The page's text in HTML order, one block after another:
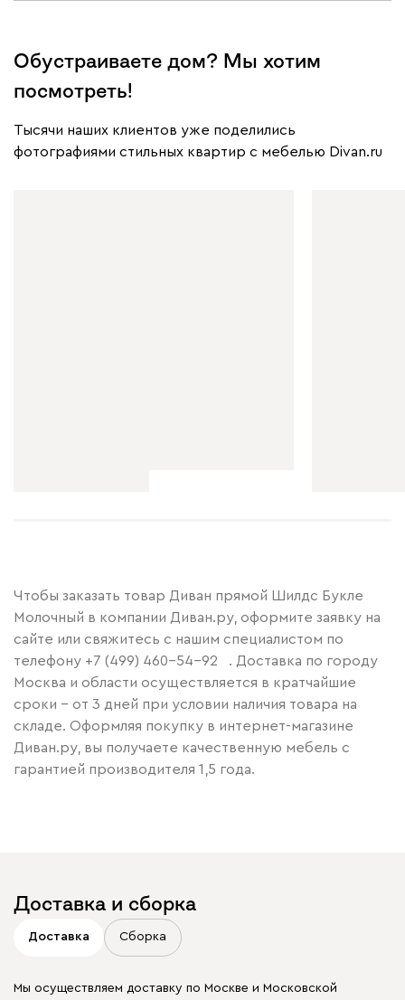
Обустраиваете дом? Мы хотим
посмотреть!
Тысячи наших клиентов уже поделились
фотографиями стильных квартир с мебелью Divan.ru
Чтобы заказать товар Диван прямой Шилдс Букле
Молочный в компании Диван.ру, оформите заявку на
сайте или свяжитесь с нашим специалистом по
телефону +7 (499) 460-54-92
. Доставка по городу
Москва и области осуществляется в кратчайшие
сроки – от 3 дней при условии наличия товара на
складе. Оформляя покупку в интернет-магазине
Диван.ру, вы получаете качественную мебель с
гарантией производителя 1,5 года.
Доставка и сборка
Доставка Сборка
Мы осуществляем доставку по Москве и Московской